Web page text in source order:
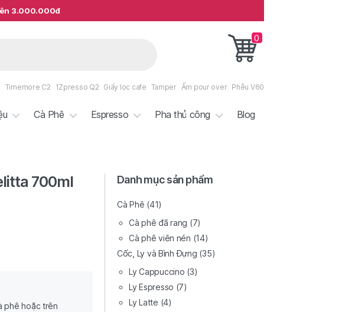
3.000.000đ
0
Timemore C2 1Zpresso Q2 Giấy lọc cafe Tamper Ấm pour over Phễu V60
Cà Phê Espresso Pha thủ công
Blog
700ml
phê hoặc trên
Danh mục sản phẩm
Cà Phê (41)
Cà phê đã rang (7)
Cà phê viên nén (14)
Cốc, Ly và Bình Đựng (35)
Ly Cappuccino (3)
Ly Espresso (7)
Ly Latte (4)